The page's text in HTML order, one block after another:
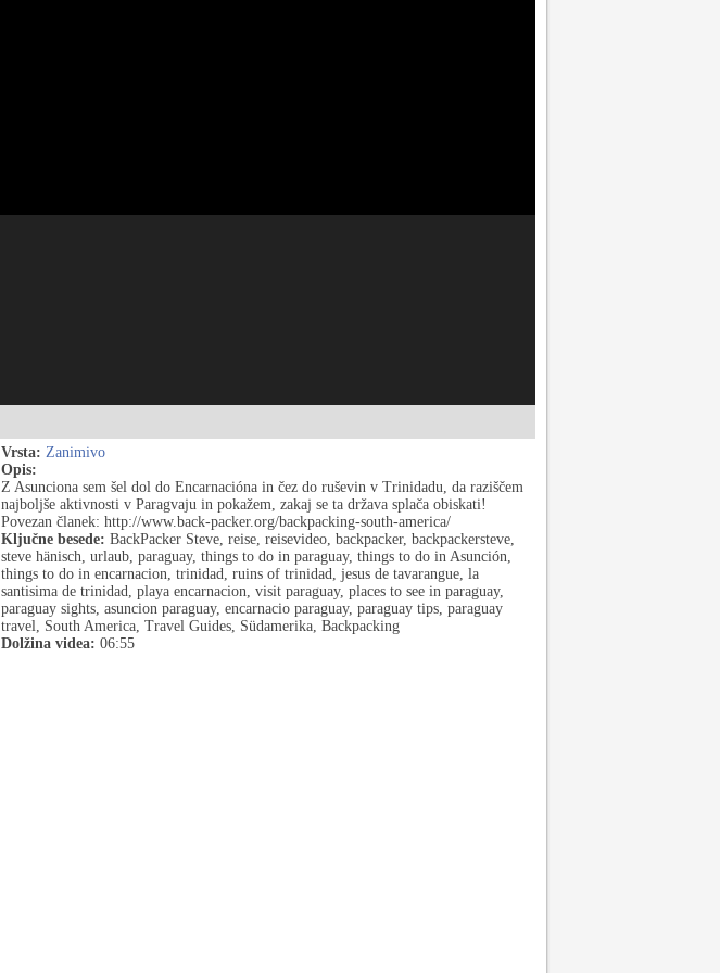
Vrsta: Zanimivo
Opis:
Z Asunciona sem šel dol do Encarnacióna in čez do ruševin v Trinidadu, da raziščem
najboljše aktivnosti v Paragvaju in pokažem, zakaj se ta država splača obiskati!
Povezan članek: http://www.back-packer.org/backpacking-south-america/
Ključne besede: BackPacker Steve, reise, reisevideo, backpacker, backpackersteve,
steve hänisch, urlaub, paraguay, things to do in paraguay, things to do in Asunción,
things to do in encarnacion, trinidad, ruins of trinidad, jesus de tavarangue, la
santisima de trinidad, playa encarnacion, visit paraguay, places to see in paraguay,
paraguay sights, asuncion paraguay, encarnacio paraguay, paraguay tips, paraguay
travel, South America, Travel Guides, Südamerika, Backpacking
Dolžina videa: 06:55